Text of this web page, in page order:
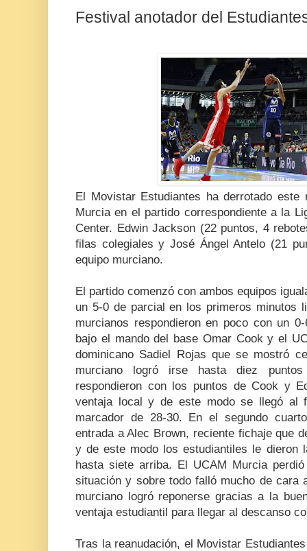
Festival anotador del
El Movistar Estudiantes ha derrotado este
Murcia en el partido correspondiente a la
Center. Edwin Jackson (22 puntos, 4
filas colegiales y José Ángel Antelo (21
equipo murciano.
El partido comenzó con ambos equipos
un 5-0 de parcial en los primeros minutos
murcianos respondieron en poco con un
bajo el mando del base Omar Cook y el
dominicano Sadiel Rojas que se mostró
murciano logró irse hasta diez
respondieron con los puntos de Cook y
ventaja local y de este modo se llegó al
marcador de 28-30. En el segundo
entrada a Alec Brown, reciente fichaje que
y de este modo los estudiantiles le dieron
hasta siete arriba. El UCAM Murcia
situación y sobre todo falló mucho de cara
murciano logró reponerse gracias a la
ventaja estudiantil para llegar al descanso
Tras la reanudación, el Movistar